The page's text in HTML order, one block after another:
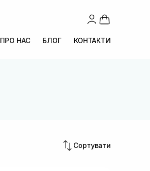
ПРО НАС БЛОГ КОНТАКТИ
Сортувати